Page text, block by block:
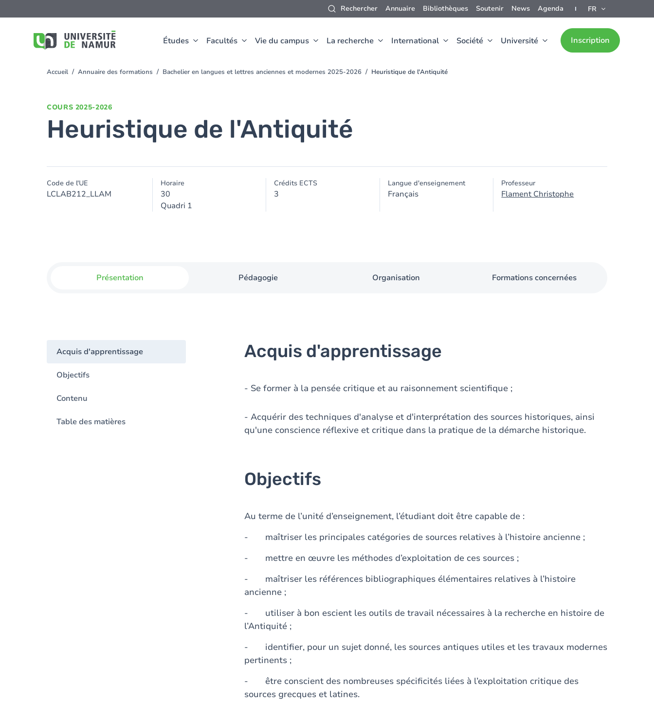
Rechercher Annuaire Bibliothèques Soutenir News Agenda FR
Études Facultés Vie du campus La recherche International Société Université Inscription
au
You
Accueil Annuaire des formations Bachelier en langues et lettres anciennes et modernes 2025-2026 Heuristique de l'Antiquité
COURS 2025-2026
Heuristique de l'Antiquité
Code de l'UE
LCLAB212_LLAM
Horaire
30
Quadri 1
Crédits ECTS
3
Langue d'enseignement
Français
Professeur
Flament Christophe
Présentation Pédagogie Organisation Formations concernées
Acquis d'apprentissage
Objectifs
Contenu
Table des matières
Acquis d'apprentissage
- Se former à la pensée critique et au raisonnement scientifique ;
- Acquérir des techniques d'analyse et d'interprétation des sources historiques, ainsi
qu'une conscience réflexive et critique dans la pratique de la démarche historique.
Objectifs
Au terme de l’unité d’enseignement, l’étudiant doit être capable de :
- maîtriser les principales catégories de sources relatives à l’histoire ancienne ;
- mettre en œuvre les méthodes d’exploitation de ces sources ;
- maîtriser les références bibliographiques élémentaires relatives à l’histoire
ancienne ;
- utiliser à bon escient les outils de travail nécessaires à la recherche en histoire de
l’Antiquité ;
- identifier, pour un sujet donné, les sources antiques utiles et les travaux modernes
pertinents ;
- être conscient des nombreuses spécificités liées à l’exploitation critique des
sources grecques et latines.